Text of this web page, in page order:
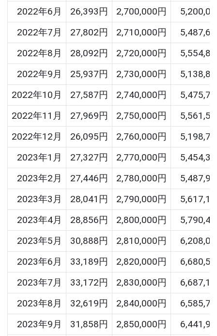
2022年6月
26,393円 2,700,000円
2022年7月
27,802円 2,710,000円
2022年8月
28,092円 2,720,000円
2022年9月
25,937円 2,730,000円
2022年10月
27,587円 2,740,000円
2022年11月
27,969円 2,750,000円
2022年12月
26,095円 2,760,000円
2023年1月
27,327円 2,770,000円
2023年2月
27,446円 2,780,000円
2023年3月
28,041円 2,790,000円
2023年4月
28,856円 2,800,000円
2023年5月
30,888円 2,810,000円
2023年6月
33,189円 2,820,000円
2023年7月
33,172円 2,830,000円
2023年8月
32,619円 2,840,000円
2023年9月
31,858円 2,850,000円